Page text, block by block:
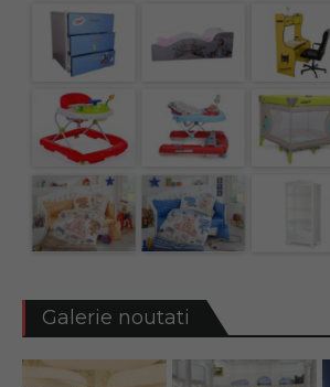
Galerie noutati